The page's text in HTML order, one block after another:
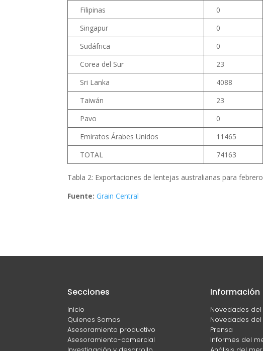
Filipinas
0
Singapur
0
Sudáfrica
0
Corea del Sur
23
Sri Lanka
4088
Taiwán
23
Pavo
0
Emiratos Árabes Unidos
11465
TOTAL
74163
Tabla 2: Exportaciones de lentejas australianas para
Fuente: Grain Central
Secciones
Inicio
Quienes Somos
Asesoramiento productivo
Asesoramiento-comercial
Información
Novedades
Novedades
Prensa
Informes del